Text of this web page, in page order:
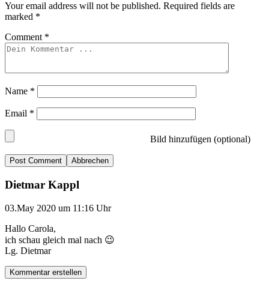
Your email address will not be published. Required fields are
marked *
Comment *
Name *
Email *
Bild hinzufügen (optional)
Abbrechen
Dietmar Kappl
03.May 2020 um 11:16 Uhr
Hallo Carola,
ich schau gleich mal nach 😉
Lg. Dietmar
Kommentar erstellen